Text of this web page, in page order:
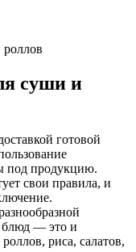
суши и
готовой
под продукцию.
свои правила, и
блюд — это и
риса, салатов,